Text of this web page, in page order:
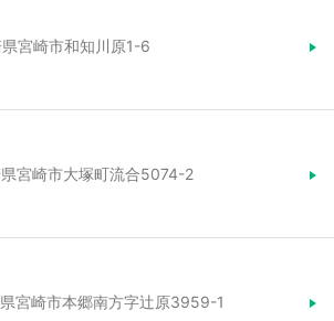
宮崎市和知川原1-6
宮崎市大塚町流合5074-2
宮崎市本郷南方字辻原3959-1